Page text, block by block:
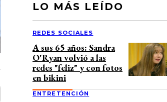
LO MÁS LEÍDO
REDES SOCIALES
A sus 65 años: Sandra
O'Ryan volvió a las
redes "feliz" y con fotos
en bikini
ENTRETENCIÓN